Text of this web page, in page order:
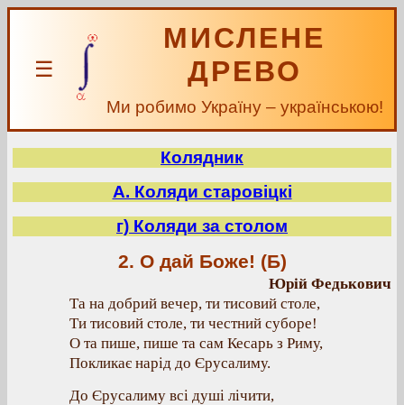
☰
МИСЛЕНЕ
ДРЕВО
Ми робимо Україну – українською!
Колядник
А. Коляди старовіцкі
г) Коляди за столом
2. О дай Боже! (Б)
Юрій Федькович
Та на добрий вечер, ти тисовий столе,
Ти тисовий столе, ти честний суборе!
О та пише, пише та сам Кесарь з Риму,
Покликає нарід до Єрусалиму.
До Єрусалиму всі душі лічити,